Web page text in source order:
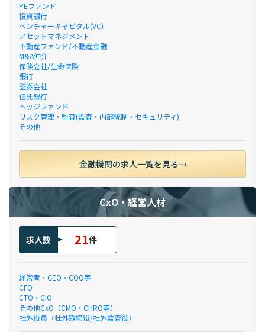
PEファンド
投資銀行
ベンチャーキャピタル(VC)
アセットマネジメント
不動産ファンド/不動産金融
M&A仲介
保険会社/生命保険
銀行
証券会社
信託銀行
ヘッジファンド
リスク管理・監査(監査・内部統制・セキュリティ)
その他
金融機関の求人一覧を見る
CxO・経営人材
求人数 21件
経営者・CEO・COO等
CFO
CTO・CIO
その他CxO（CMO・CHRO等）
社外役員（社外取締役/社外監査役）